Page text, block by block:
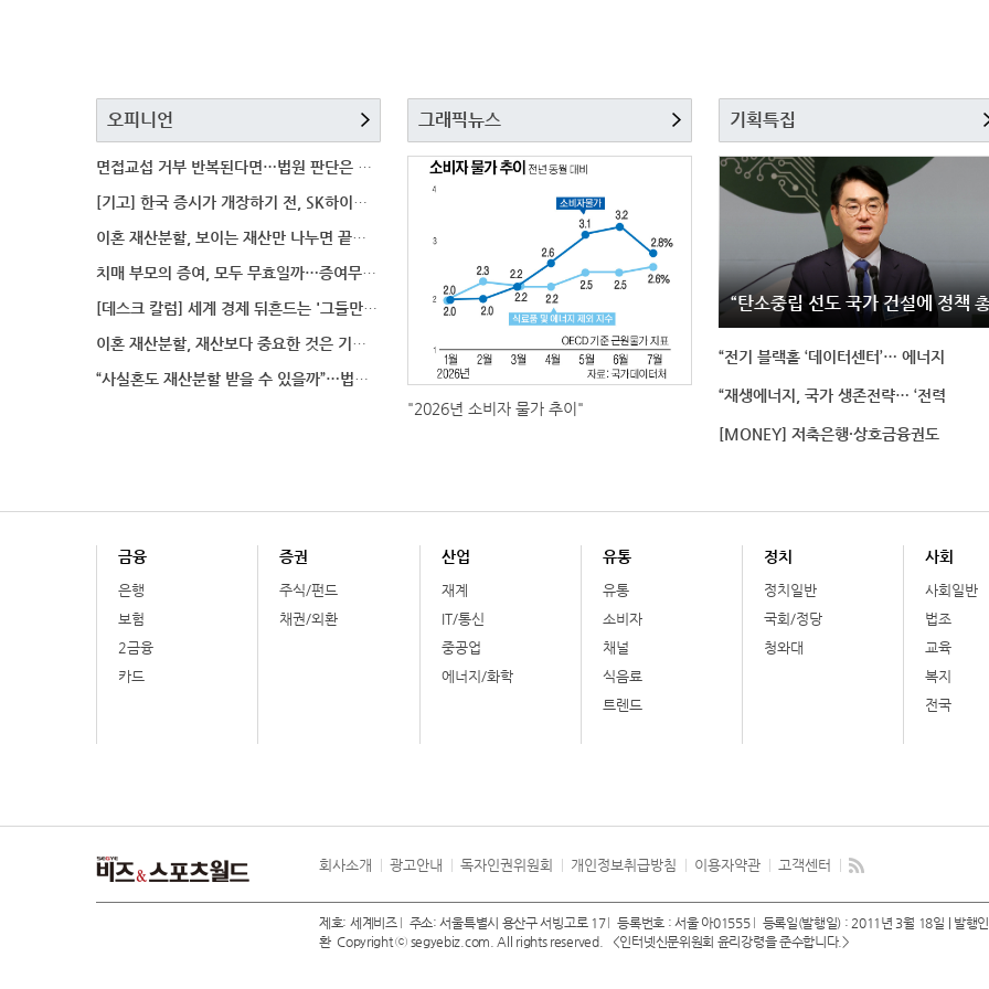
오피니언
면접교섭 거부 반복된다면…법원 판단은 달라질까
[기고] 한국 증시가 개장하기 전, SK하이닉스 가격은
이혼 재산분할, 보이는 재산만 나누면 끝일까…숨겨진 자
치매 부모의 증여, 모두 무효일까…증여무효 분쟁에서 법
[데스크 칼럼] 세계 경제 뒤흔드는 '그들만의 언어'
이혼 재산분할, 재산보다 중요한 것은 기여도 입증
“사실혼도 재산분할 받을 수 있을까”…법원이 살펴보는
그래픽뉴스
"2026년 소비자 물가 추이"
기획특집
“탄소중립 선도 국가 건설에 정책
“전기 블랙홀 ‘데이터센터’… 에너지
“재생에너지, 국가 생존전략… ‘전력
[MONEY] 저축은행·상호금융권도
금융
은행
보험
2금융
카드
증권
주식/펀드
채권/외환
산업
재계
IT/통신
중공업
에너지/화학
유통
유통
소비자
채널
식음료
트렌드
정치
정치일반
국회/정당
청와대
사회
사회일반
법조
교육
복지
전국
회사소개 광고안내 독자인권위원회 개인정보취급방침 이용자약관 고객센터
제호: 세계비즈 주소: 서울특별시 용산구 서빙고로 17 등록번호 : 서울 아01555 등록일(발행일) : 2011년 3월 18일 | 발행
환Copyright ⓒ segyebiz.com. All rights reserved. <인터넷신문위원회 윤리강령을 준수합니다.>